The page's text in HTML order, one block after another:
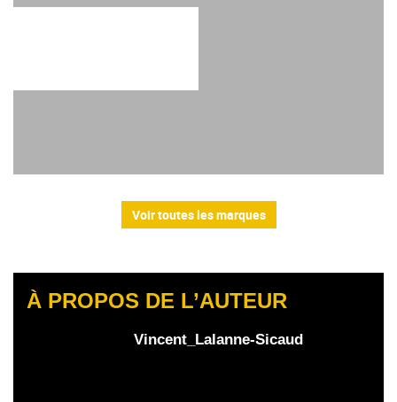
Voir toutes les marques
À PROPOS DE L’AUTEUR
Vincent_Lalanne-Sicaud